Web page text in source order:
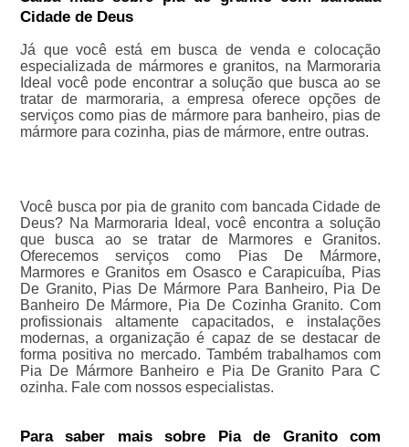
Cidade de Deus
Já que você está em busca de venda e colocação
especializada de mármores e granitos, na Marmoraria
Ideal você pode encontrar a solução que busca ao se
tratar de marmoraria, a empresa oferece opções de
serviços como pias de mármore para banheiro, pias de
mármore para cozinha, pias de mármore, entre outras.
Você busca por pia de granito com bancada Cidade de
Deus? Na Marmoraria Ideal, você encontra a solução
que busca ao se tratar de Marmores e Granitos.
Oferecemos serviços como Pias De Mármore,
Marmores e Granitos em Osasco e Carapicuíba, Pias
De Granito, Pias De Mármore Para Banheiro, Pia De
Banheiro De Mármore, Pia De Cozinha Granito. Com
profissionais altamente capacitados, e instalações
modernas, a organização é capaz de se destacar de
forma positiva no mercado. Também trabalhamos com
Pia De Mármore Banheiro e Pia De Granito Para C
ozinha. Fale com nossos especialistas.
Para saber mais sobre Pia de Granito com